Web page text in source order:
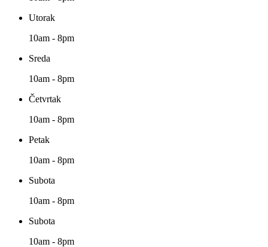
Utorak
10am - 8pm
Sreda
10am - 8pm
Četvrtak
10am - 8pm
Petak
10am - 8pm
Subota
10am - 8pm
Subota
10am - 8pm